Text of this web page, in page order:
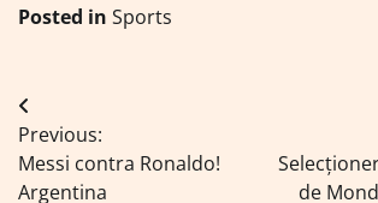
Posted in Sports
Navigare
în
Previous:
Messi contra Ronaldo!
Argentina
de